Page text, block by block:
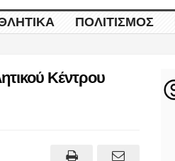
ΠΟΛΙΤΙΣΜΌΣ
Κέντρου